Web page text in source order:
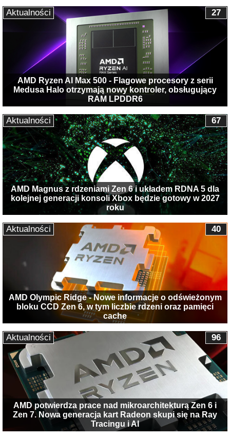
AMD Ryzen AI Max 500 - Flagowe procesory z serii
Medusa Halo otrzymają nowy kontroler, obsługujący
RAM LPDDR6
27
Aktualności
AMD Magnus z rdzeniami Zen 6 i układem RDNA 5 dla
kolejnej generacji konsoli Xbox będzie gotowy w 2027
roku
67
Aktualności
AMD Olympic Ridge - Nowe informacje o odświeżonym
bloku CCD Zen 6, w tym liczbie rdzeni oraz pamięci
cache
40
Aktualności
AMD potwierdza prace nad mikroarchitekturą Zen 6 i
Zen 7. Nowa generacja kart Radeon skupi się na Ray
Tracingu i AI
96
Aktualności